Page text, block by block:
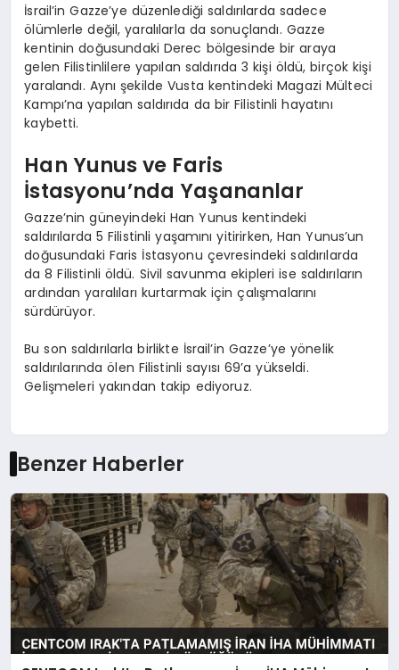
İsrail’in Gazze’ye düzenlediği saldırılarda sadece
ölümlerle değil, yaralılarla da sonuçlandı. Gazze
kentinin doğusundaki Derec bölgesinde bir araya
gelen Filistinlilere yapılan saldırıda 3 kişi öldü, birçok kişi
yaralandı. Aynı şekilde Vusta kentindeki Magazi Mülteci
Kampı’na yapılan saldırıda da bir Filistinli hayatını
kaybetti.
Han Yunus ve Faris
İstasyonu’nda Yaşananlar
Gazze’nin güneyindeki Han Yunus kentindeki
saldırılarda 5 Filistinli yaşamını yitirirken, Han Yunus’un
doğusundaki Faris İstasyonu çevresindeki saldırılarda
da 8 Filistinli öldü. Sivil savunma ekipleri ise saldırıların
ardından yaralıları kurtarmak için çalışmalarını
sürdürüyor.
Bu son saldırılarla birlikte İsrail’in Gazze’ye yönelik
saldırılarında ölen Filistinli sayısı 69’a yükseldi.
Gelişmeleri yakından takip ediyoruz.
Benzer Haberler